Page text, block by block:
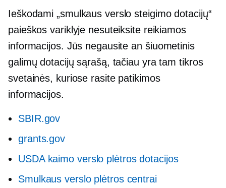
Ieškodami „smulkaus verslo steigimo dotacijų“
paieškos variklyje nesuteiksite reikiamos
informacijos. Jūs negausite an šiuometinis
galimų dotacijų sąrašą, tačiau yra tam tikros
svetainės, kuriose rasite patikimos
informacijos.
SBIR.gov
grants.gov
USDA kaimo verslo plėtros dotacijos
Smulkaus verslo plėtros centrai